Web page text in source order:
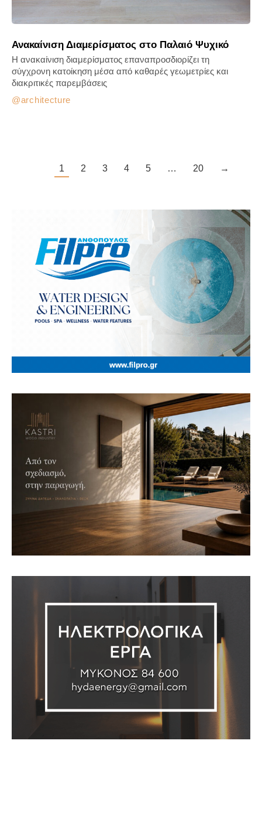
Ανακαίνιση Διαμερίσματος στο Παλαιό Ψυχικό
architecture
Η ανακαίνιση διαμερίσματος επαναπροσδιορίζει τη
σύγχρονη κατοίκηση μέσα από καθαρές γεωμετρίες και
διακριτικές παρεμβάσεις
1 2 3 4 5 … 20 →